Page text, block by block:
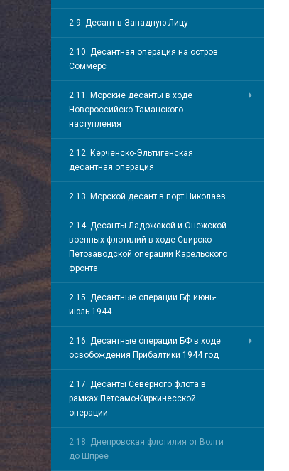
2.9. Десант в Западную Лицу
2.10. Десантная операция на остров
Соммерс
2.11. Морские десанты в ходе
Новороссийско-Таманского
наступления
2.12. Керченско-Эльтигенская
десантная операция
2.13. Морской десант в порт Николаев
2.14. Десанты Ладожской и Онежской
военных флотилий в ходе Свирско-
Петозаводской операции Карельского
фронта
2.15. Десантные операции Бф июнь-
июль 1944
2.16. Десантные операции БФ в ходе
освобождения Прибалтики 1944 год
2.17. Десанты Северного флота в
рамках Петсамо-Киркинесской
операции
2.18. Днепровская флотилия от Волги
до Шпрее